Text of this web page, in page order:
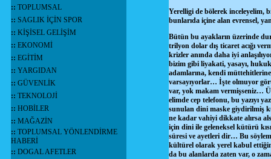
:: TOPLUMSAL
:: SAGLIK İÇİN SPOR
:: KİŞİSEL GELİŞİM
:: EKONOMİ
:: EGİTİM
:: YARGIDAN
:: GÜVENLİK
:: TEKNOLOJİ
:: HOBİLER
:: MAĞAZİN
:: TOPLUMSAL YÖNLENDİRME
HABERİ
:: DOGAL AFETLER
Yerelligi de bölerek inceleyelim,
bunlarıda içine alan evrensel,
Bütün bu ayakların üzerinde
trilyon dolar dış ticaret acığı
krizler anında daha iyi
bizim gibi liyakati, yasayı,
adamlarına, kendi
varsayıyorlar… İşte olmuyor
var, yok makam vermişseniz…
elimde cep telefonu, bu yazıyı
sunulan dini maske giydirilmiş
ne kadar vahiyi dikkate alırsa
için dini ile geleneksel kütürü
süresi ve ayetleri dir… Bu
kültürel olarak yerel kabul
da bu alanlarda zaten var, o